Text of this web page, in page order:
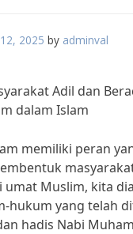
2025 by adminval
Adil dan
dalam Islam
memiliki peran
umat Muslim, kita
hukum yang telah
hadis Nabi